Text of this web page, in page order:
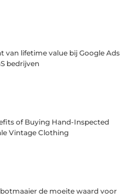
van lifetime value bij Google Ads
bedrijven
of Buying Hand-Inspected
Vintage Clothing
de moeite waard voor